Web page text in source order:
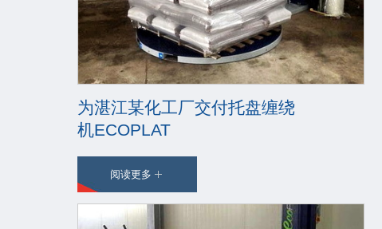
为湛江某化工厂交付托盘缠绕
机ECOPLAT
阅读更多